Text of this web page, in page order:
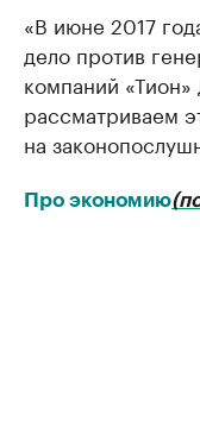
«В июне 2017
дело против
компаний
рассматриваем
на
Про экономию